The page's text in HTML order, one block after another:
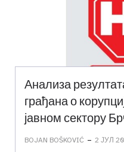
Анализа
грађана о
јавном сектору
BOJAN BOŠKOVIĆ - 2 ЈУЛ